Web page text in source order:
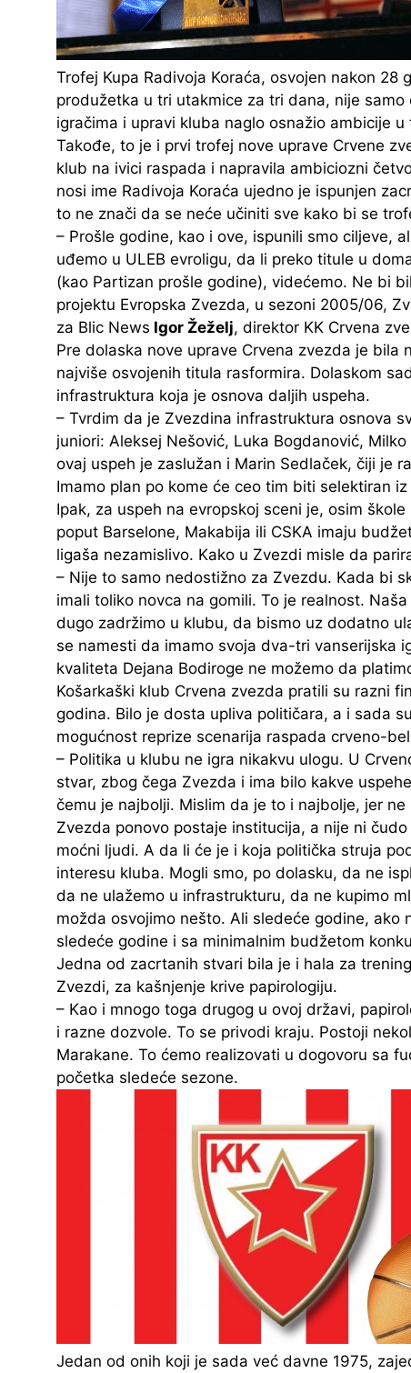
Trofej Kupa Radivoja Koraća, osvojen nakon
produžetka u tri utakmice za tri dana, nije
igračima i upravi kluba naglo osnažio ambicije u
Takođe, to je i prvi trofej nove uprave Crvene
klub na ivici raspada i napravila ambiciozni
nosi ime Radivoja Koraća ujedno je ispunjen
to ne znači da se neće učiniti sve kako bi se
– Prošle godine, kao i ove, ispunili smo ciljeve,
uđemo u ULEB evroligu, da li preko titule u
(kao Partizan prošle godine), videćemo. Ne bi
projektu Evropska Zvezda, u sezoni 2005/06,
za Blic News Igor Žeželj, direktor KK Crvena
Pre dolaska nove uprave Crvena zvezda je
najviše osvojenih titula rasformira. Dolaskom
infrastruktura koja je osnova daljih uspeha.
– Tvrdim da je Zvezdina infrastruktura osnova
juniori: Aleksej Nešović, Luka Bogdanović,
ovaj uspeh je zaslužan i Marin Sedlaček, čiji je
Imamo plan po kome će ceo tim biti selektiran
Ipak, za uspeh na evropskoj sceni je, osim
poput Barselone, Makabija ili CSKA imaju
ligaša nezamislivo. Kako u Zvezdi misle da
– Nije to samo nedostižno za Zvezdu. Kada bi
imali toliko novca na gomili. To je realnost.
dugo zadržimo u klubu, da bismo uz dodatno
se namesti da imamo svoja dva-tri vanserijska
kvaliteta Dejana Bodiroge ne možemo da
Košarkaški klub Crvena zvezda pratili su razni
godina. Bilo je dosta upliva političara, a i sada
mogućnost reprize scenarija raspada crveno-
– Politika u klubu ne igra nikakvu ulogu. U
stvar, zbog čega Zvezda i ima bilo kakve
čemu je najbolji. Mislim da je to i najbolje, jer
Zvezda ponovo postaje institucija, a nije ni
moćni ljudi. A da li će je i koja politička struja
interesu kluba. Mogli smo, po dolasku, da ne
da ne ulažemo u infrastrukturu, da ne kupimo
možda osvojimo nešto. Ali sledeće godine,
sledeće godine i sa minimalnim budžetom
Jedna od zacrtanih stvari bila je i hala za
Zvezdi, za kašnjenje krive papirologiju.
– Kao i mnogo toga drugog u ovoj državi,
i razne dozvole. To se privodi kraju. Postoji
Marakane. To ćemo realizovati u dogovoru sa
početka sledeće sezone.
Jedan od onih koji je sada već davne 1975,